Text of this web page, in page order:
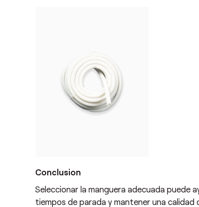
Conclusion
Seleccionar la manguera adecuada puede
tiempos de parada y mantener una